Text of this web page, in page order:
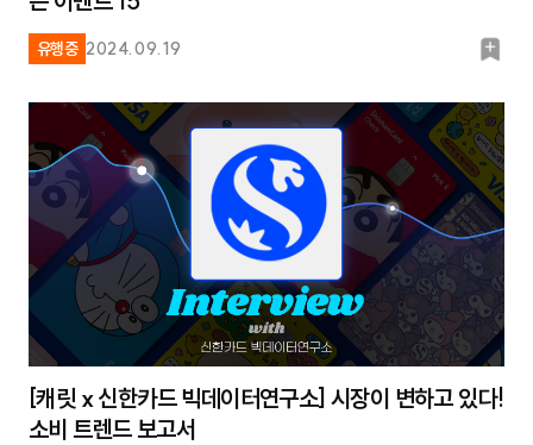
유행중 2024.09.19
북
크
[캐릿 x 신한카드 빅데이터연구소] 시장이 변하고 있다!
소비 트렌드 보고서